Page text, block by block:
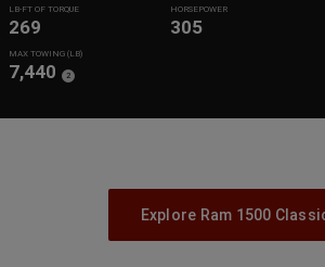
LB-FT OF TORQUE
269
HORSEPOWER
305
MAX TOWING (LB)
7,440
(
Disclosure
2)
Explore Ram 1500